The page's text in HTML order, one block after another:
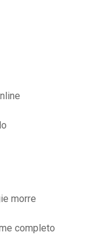
morre
completo